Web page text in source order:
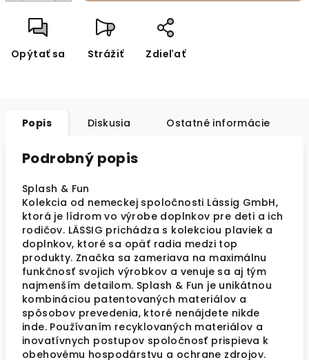
Opýtať sa Strážiť Zdieľať
Popis Diskusia Ostatné informácie
Podrobný popis
Splash & Fun
Kolekcia od nemeckej spoločnosti Lässig GmbH,
ktorá je lídrom vo výrobe doplnkov pre deti a ich
rodičov. LÄSSIG prichádza s kolekciou plaviek a
doplnkov, ktoré sa opäť radia medzi top
produkty. Značka sa zameriava na maximálnu
funkčnosť svojich výrobkov a venuje sa aj tým
najmenším detailom. Splash & Fun je unikátnou
kombináciou patentovaných materiálov a
spôsobov prevedenia, ktoré nenájdete nikde
inde. Používaním recyklovaných materiálov a
inovatívnych postupov spoločnosť prispieva k
obehovému hospodárstvu a ochrane zdrojov.